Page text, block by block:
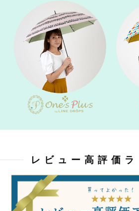
レビュー高評価